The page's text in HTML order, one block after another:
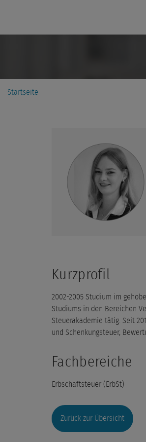
Startseite
Kurzprofil
2002-2005 Studium im
Studiums in den Bereichen
Steuerakademie tätig. Seit
und Schenkungsteuer,
Fachbereiche
Erbschaftsteuer (ErbSt)
Zurück zur Übersicht